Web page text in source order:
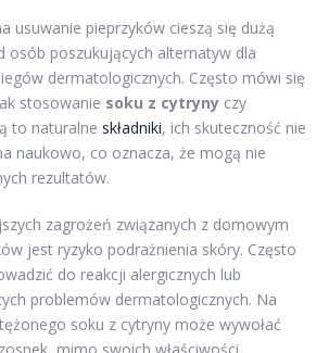
usuwanie pieprzyków cieszą się dużą
osób poszukujących alternatyw dla
dermatologicznych. Często mówi się
stosowanie soku z cytryny czy
to naturalne składniki, ich skuteczność nie
naukowo, co oznacza, że mogą nie
rezultatów.
zagrożeń związanych z domowym
jest ryzyko podrażnienia skóry. Często
do reakcji alergicznych lub
problemów dermatologicznych. Na
soku z cytryny może wywołać
mimo swoich właściwości